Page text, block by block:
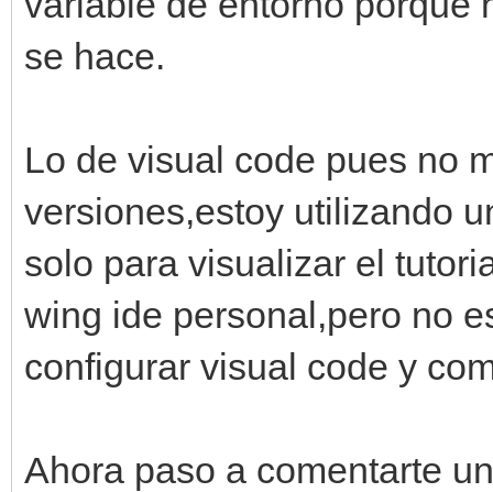
se hace.
Lo de visual code pues no
versiones,estoy utilizando
solo para visualizar el
wing ide personal,pero no
configurar visual code y
Ahora paso a comentarte